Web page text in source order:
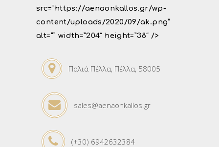
src=”https://aenaonkallos.gr/wp-
content/uploads/2020/09/ak.png”
alt=”” width=”204″ height=”38″ />
Παλιά Πέλλα, Πέλλα, 58005
sales@aenaonkallos.gr
(+30) 6942632384